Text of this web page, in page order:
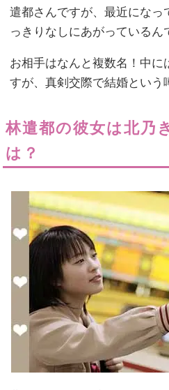
遣都さんですが、最近になっ
っきりなしにあがっているん
お相手はなんと複数名！中に
すが、真剣交際で結婚という
林遣都の彼女は北乃
は？